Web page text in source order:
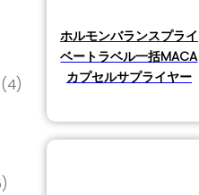
の商品
44個の商品
品
5個の商品
ホルモンバランスプライ
ベートラベル一括MACA
カプセルサプライヤー